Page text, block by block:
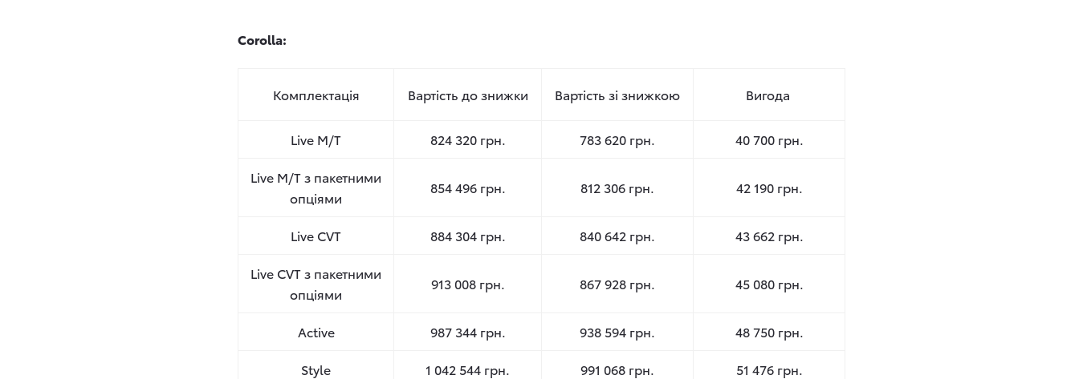
Corolla:
Комплектація Вартість до знижки Вартість зі знижкою Вигода
Live M/T 824 320 грн. 783 620 грн. 40 700 грн.
Live M/T з пакетними
опціями
854 496 грн. 812 306 грн. 42 190 грн.
Live CVT 884 304 грн. 840 642 грн. 43 662 грн.
Live CVT з пакетними
опціями
913 008 грн. 867 928 грн. 45 080 грн.
Active 987 344 грн. 938 594 грн. 48 750 грн.
Style 1 042 544 грн. 991 068 грн. 51 476 грн.